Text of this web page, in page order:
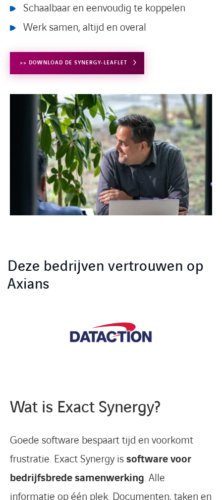
Schaalbaar en eenvoudig te koppelen
Werk samen, altijd en overal
>> DOWNLOAD DE SYNERGY-LEAFLET
Deze bedrijven vertrouwen op
Axians
Wat is Exact Synergy?
Goede software bespaart tijd en voorkomt
frustratie. Exact Synergy issoftware voor
bedrijfsbrede samenwerking. Alle
informatie op één plek. Documenten, taken en